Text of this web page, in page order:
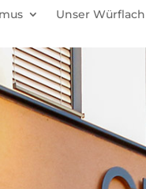
Unser Würflach